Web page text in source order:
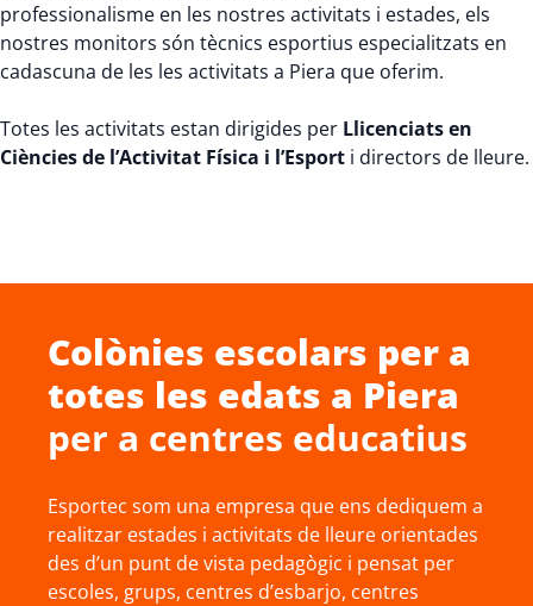
professionalisme en les nostres activitats i estades, els
nostres monitors són tècnics esportius especialitzats en
cadascuna de les les activitats a Piera que oferim.
Totes les activitats estan dirigides per Llicenciats en
Ciències de l’Activitat Física i l’Esport i directors de lleure.
Colònies escolars per a
totes les edats a Piera
per a centres educatius
Esportec som una empresa que ens dediquem a
realitzar estades i activitats de lleure orientades
des d’un punt de vista pedagògic i pensat per
escoles, grups, centres d’esbarjo, centres